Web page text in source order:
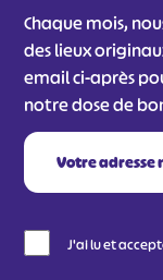
Chaque mois,
des lieux
email ci-après
notre dose de
J'ai lu et